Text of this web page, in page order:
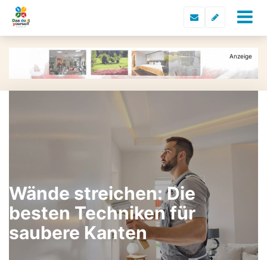
Wände streichen: Die
besten Techniken für
saubere Kanten